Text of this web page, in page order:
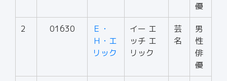
優
2 01630
Ｅ・
Ｈ・エ
リック
イー エ
ッチ エ
リック
芸
名
男
性
俳
優